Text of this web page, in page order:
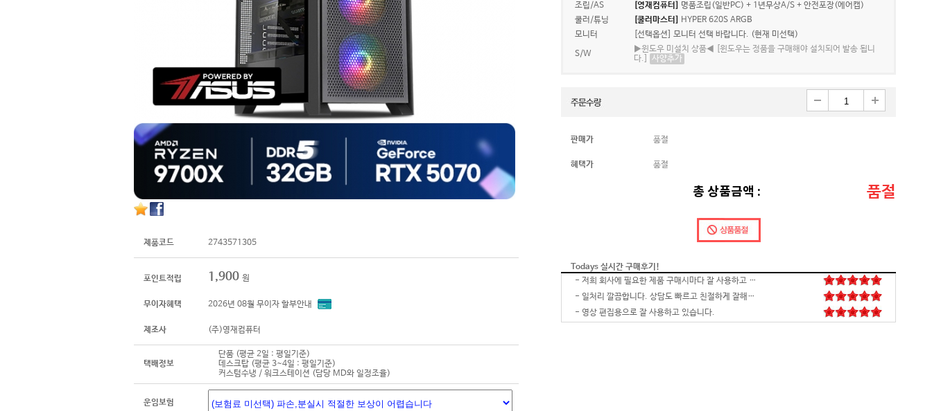
제품코드 2743571305
포인트적립 1,900 원
무이자혜택 2026년 08월 무이자 할부안내
제조사 (주)영재컴퓨터
택배정보
단품 (평균 2일 : 평일기준)
데스크탑 (평균 3~4일 : 평일기준)
커스텀수냉 / 워크스테이션 (담당 MD와 일정조율)
운임보험
조립/AS
[영재컴퓨터]
명품조립(일반PC) + 1년무상A/S + 안전포장(에어캡)
쿨러/튜닝
[쿨러마스터]
HYPER 620S ARGB
모니터
[선택옵션] 모니터 선택 바랍니다. (현재 미선택)
S/W
▶윈도우 미설치 상품◀ [윈도우는 정품을 구매해야 설치되어 발송 됩니
다.]
사양추가
판매가 품절
혜택가 품절
총 상품금액 : 품절
Todays 실시간 구매후기!
-
배송,포장 완벽하고 컴 잘 받았습니다.세팅후 컴퓨터 사양대로 잘 되네요. 감사합니다. 발열,소리 1도 없는거 실화임 ㅋㅋㅋ
-
영롱하고 아름답습니다. 타건감도 좋습니다. 미스터리 박스랑 마우스만 사면 돼겠네요
-